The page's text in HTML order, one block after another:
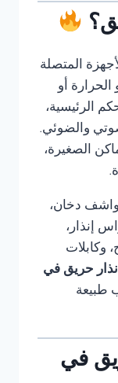
المتصلة
أو
الرئيسية،
والضوئي.
الصغيرة،
دخان،
إنذار،
وكابلات
حريق في
طبيعة
في